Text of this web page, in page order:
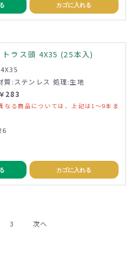
カゴに入れる
ラス頭 4X35 (25本入)
:ステンレス 処理:生地
283
る商品については、上記は1～9本ま
カゴに入れる
3 次へ